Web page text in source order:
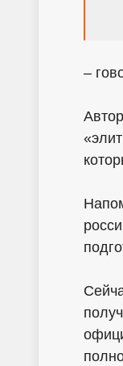
–